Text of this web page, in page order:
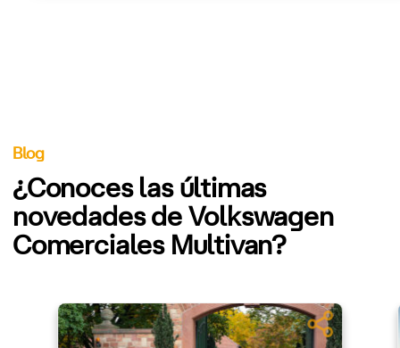
Blog
¿Conoces las últimas
novedades de Volkswagen
Comerciales Multivan?